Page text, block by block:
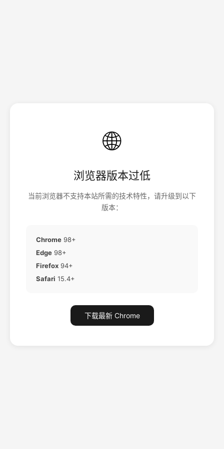
🌐
浏览器版本过低
当前浏览器不支持本站所需的技术特性，请升级到以下
版本：
Chrome 98+
Edge 98+
Firefox 94+
Safari 15.4+
下载最新 Chrome